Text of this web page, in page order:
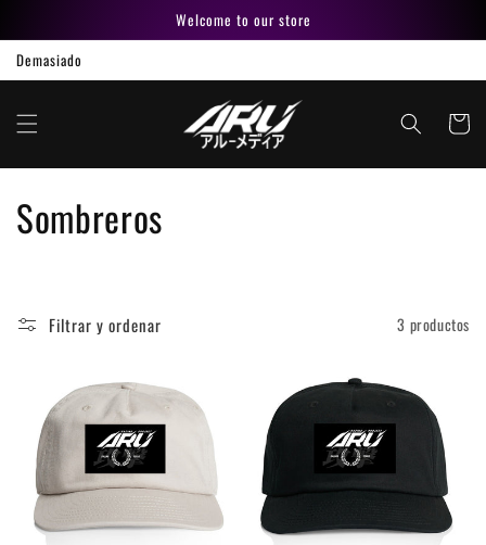
al contenido
Welcome to our store
Demasiado
Carrito
C
l
Sombreros
Filtrar y ordenar 3 productos